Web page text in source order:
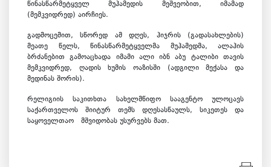
წინასწარმეტყველ მუჰამედის მეშვეობით, იმამად
(მემკვიდრედ) აირჩიეს.
გადმოცემით, სწორედ ამ დღეს, ჰიჯრის (გადასახლების)
მეათე წელს, წინასწარმეტყველმა მუჰამედმა, ალაჰის
ბრძანებით გამოაცხადა იმამი ალი იბნ აბუ ტალიბი თავის
მემკვიდრედ, ღადის ხუმის ოაზისში (ადგილი მექასა და
მედინას შორის).
რელიგიის საკითხთა სახელმწიფო სააგენტო ულოცავს
საქართველოს შიიტურ თემს დღესასწაულს, სიკეთეს და
საყოველთაო მშვიდობას უსურვებს მათ.